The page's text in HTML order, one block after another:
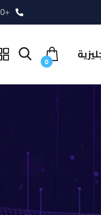
+20-106-5555-980
0